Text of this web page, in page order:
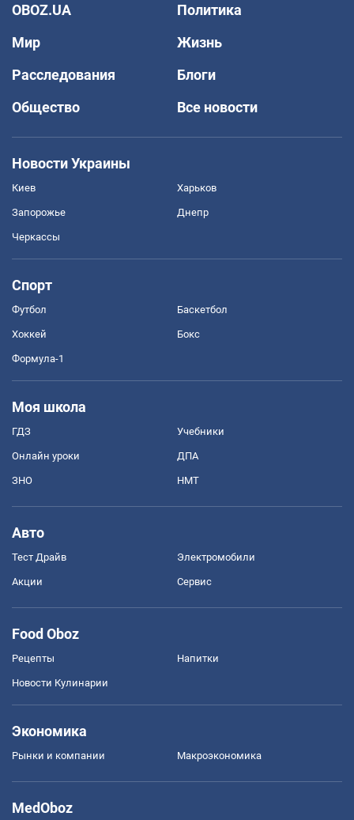
OBOZ.UA
Политика
Мир
Жизнь
Расследования
Блоги
Общество
Все новости
Новости Украины
Киев Харьков
Запорожье Днепр
Черкассы
Спорт
Футбол Баскетбол
Хоккей Бокс
Формула-1
Моя школа
ГДЗ Учебники
Онлайн уроки ДПА
ЗНО НМТ
Авто
Тест Драйв Электромобили
Акции Сервис
Food Oboz
Рецепты Напитки
Новости Кулинарии
Экономика
Рынки и компании Mакроэкономика
MedOboz